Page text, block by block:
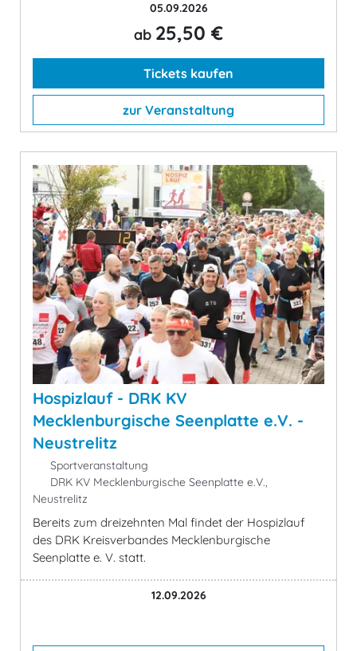
05.09.2026
ab 25,50 €
Tickets kaufen
zur Veranstaltung
Hospizlauf - DRK KV
Mecklenburgische Seenplatte e.V. -
Neustrelitz
Sportveranstaltung
DRK KV Mecklenburgische Seenplatte e.V.,
Neustrelitz
Bereits zum dreizehnten Mal findet der Hospizlauf
des DRK Kreisverbandes Mecklenburgische
Seenplatte e. V. statt.
12.09.2026